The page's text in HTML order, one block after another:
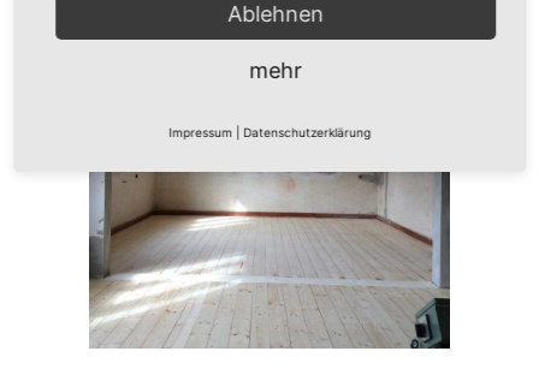
BLOMBERG
Ablehnen
mehr
Impressum Datenschutzerklärung